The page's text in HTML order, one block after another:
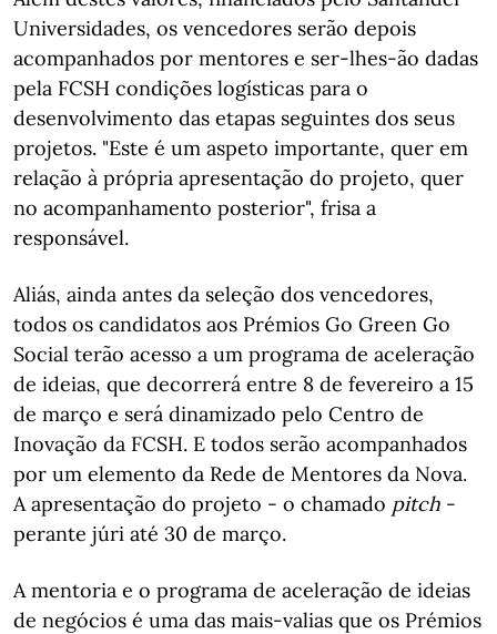
Universidades, os vencedores serão depois
acompanhados por mentores e ser-lhes-ão dadas
pela FCSH condições logísticas para o
desenvolvimento das etapas seguintes dos seus
projetos. "Este é um aspeto importante, quer em
relação à própria apresentação do projeto, quer
no acompanhamento posterior", frisa a
responsável.
Aliás, ainda antes da seleção dos vencedores,
todos os candidatos aos Prémios Go Green Go
Social terão acesso a um programa de aceleração
de ideias, que decorrerá entre 8 de fevereiro a 15
de março e será dinamizado pelo Centro de
Inovação da FCSH. E todos serão acompanhados
por um elemento da Rede de Mentores da Nova.
A apresentação do projeto - o chamado pitch -
perante júri até 30 de março.
A mentoria e o programa de aceleração de ideias
de negócios é uma das mais-valias que os Prémios